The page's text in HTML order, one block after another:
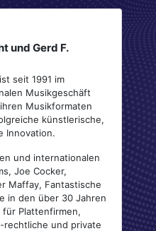
und Gerd F.
seit 1991 im
Musikgeschäft
Musikformaten
künstlerische,
Innovation.
und internationalen
Joe Cocker,
Maffay, Fantastische
in den über 30 Jahren
Plattenfirmen,
rechtliche und private